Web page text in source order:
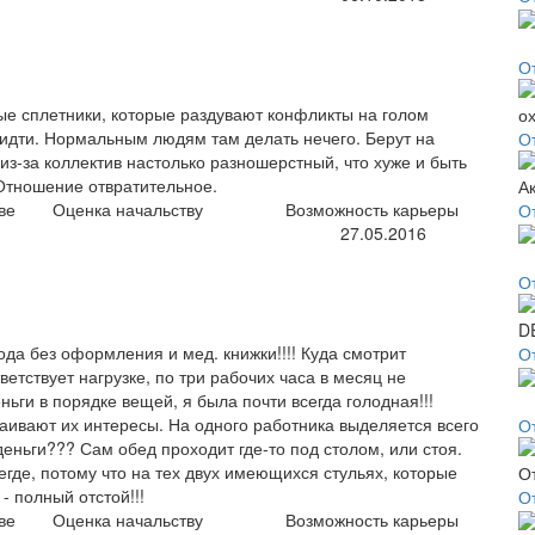
сплетники, которые раздувают конфликты на голом
Нормальным людям там делать нечего. Берут на
за коллектив настолько разношерстный, что хуже и быть
отвратительное.
Оценка начальству
Возможность карьеры
27.05.2016
без оформления и мед. книжки!!!! Куда смотрит
нагрузке, по три рабочих часа в месяц не
в порядке вещей, я была почти всегда голодная!!!
их интересы. На одного работника выделяется всего
Сам обед проходит где-то под столом, или стоя.
потому что на тех двух имеющихся стульях, которые
полный отстой!!!
Оценка начальству Возможность карьеры